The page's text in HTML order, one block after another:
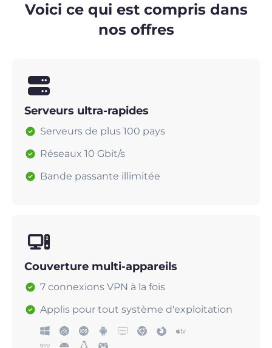
Voici ce qui est compris dans
nos offres
Serveurs ultra-rapides
Serveurs de plus 100 pays
Réseaux 10 Gbit/s
Bande passante illimitée
Couverture multi-appareils
7 connexions VPN à la fois
Applis pour tout système d'exploitation